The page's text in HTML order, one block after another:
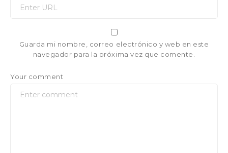
Guarda mi nombre, correo electrónico y web en este
navegador para la próxima vez que comente.
Your comment